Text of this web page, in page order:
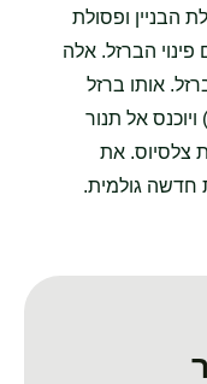
הבניין ופסולת
הברזל. אלה
אותו ברזל
אל תנור
צלסיוס. את
חדשה גולמית.